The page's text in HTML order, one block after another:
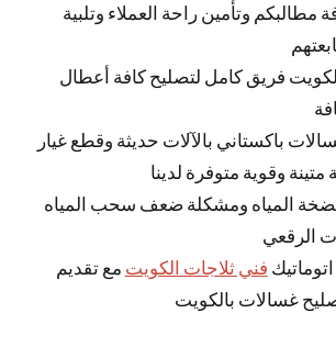
مطالبكم وتأمين راحة العملاء وتلبية
فريق كامل لتصليح كافة أعطال
باكستاني بالآلات حديثة وقطع غيار
وقوية متوفرة لدينا
المياه ومشكلة ضعف سحب المياه
الرقعي
فني ثلاجات الكويت مع تقديم
غسالات بالكويت